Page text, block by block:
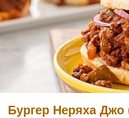
Бургер Неряха Джо